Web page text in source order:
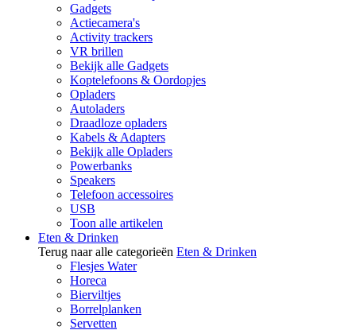
Gadgets
Actiecamera's
Activity trackers
VR brillen
Bekijk alle Gadgets
Koptelefoons & Oordopjes
Opladers
Autoladers
Draadloze opladers
Kabels & Adapters
Bekijk alle Opladers
Powerbanks
Speakers
Telefoon accessoires
USB
Toon alle artikelen
Eten & Drinken
Terug naar alle categorieën Eten & Drinken
Flesjes Water
Horeca
Bierviltjes
Borrelplanken
Servetten